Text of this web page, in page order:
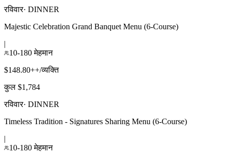
रविवार· DINNER
Majestic Celebration Grand Banquet Menu (6-Course)
|
10-180 मेहमान
$148.80++/व्यक्ति
कुल $1,784
रविवार· DINNER
Timeless Tradition - Signatures Sharing Menu (6-Course)
|
10-180 मेहमान